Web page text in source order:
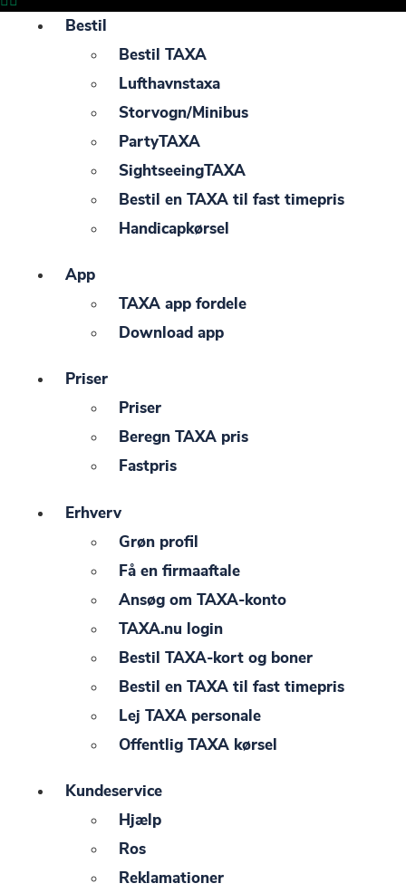
Bestil
Bestil TAXA
Lufthavnstaxa
Storvogn/Minibus
PartyTAXA
SightseeingTAXA
Bestil en TAXA til fast timepris
Handicapkørsel
App
TAXA app fordele
Download app
Priser
Priser
Beregn TAXA pris
Fastpris
Erhverv
Grøn profil
Få en firmaaftale
Ansøg om TAXA-konto
TAXA.nu login
Bestil TAXA-kort og boner
Bestil en TAXA til fast timepris
Lej TAXA personale
Offentlig TAXA kørsel
Kundeservice
Hjælp
Ros
Reklamationer